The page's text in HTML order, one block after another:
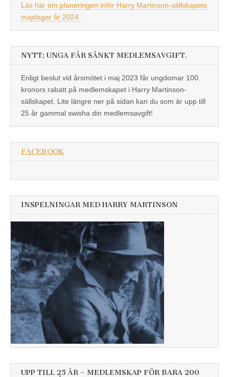
Läs här om planeringen inför Harry Martinson-sällskapets
majdagar år 2024.
NYTT: UNGA FÅR SÄNKT MEDLEMSAVGIFT.
Enligt beslut vid årsmötet i maj 2023 får ungdomar 100
kronors rabatt på medlemskapet i Harry Martinson-
sällskapet. Lite längre ner på sidan kan du som är upp till
25 år gammal swisha din medlemsavgift!
FACEBOOK
INSPELNINGAR MED HARRY MARTINSON
UPP TILL 25 ÅR – MEDLEMSKAP FÖR BARA 200